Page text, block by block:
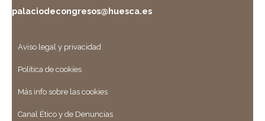
palaciodecongresos@huesca.es
Aviso legal y privacidad
Política de cookies
Más info sobre las cookies
Canal Ético y de Denuncias